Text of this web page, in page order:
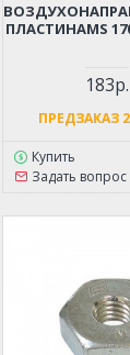
ПЛАСТИНАMS
183р.
ПРЕДЗАКАЗ
Купить
Задать вопрос